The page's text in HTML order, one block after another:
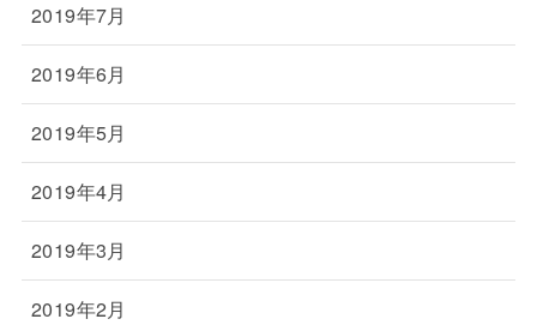
2019年7月
2019年6月
2019年5月
2019年4月
2019年3月
2019年2月